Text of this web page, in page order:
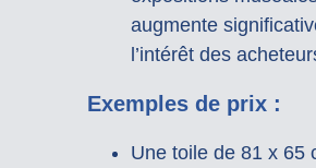
augmente
l’intérêt des
Exemples de prix :
Une toile de 81 x 65